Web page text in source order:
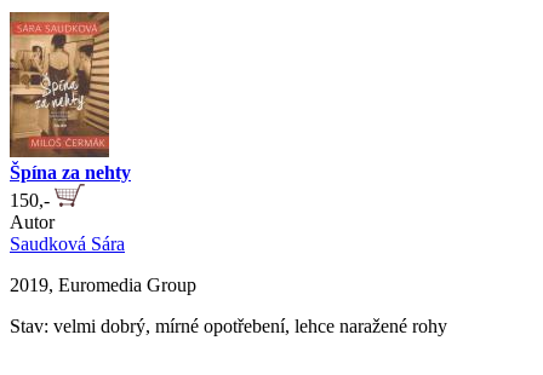
Špína za nehty
150,-
Autor
Saudková Sára
2019, Euromedia Group
Stav: velmi dobrý, mírné opotřebení, lehce naražené rohy